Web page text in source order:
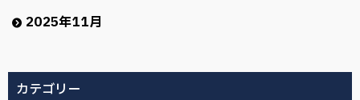
2025年11月
カテゴリー